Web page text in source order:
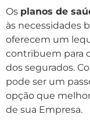
Os planos de
às necessidades
oferecem um
contribuem para
dos segurados.
pode ser um
opção que
de sua Empresa.